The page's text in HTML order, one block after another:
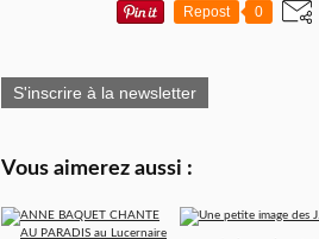
Repost 0
S'inscrire à la newsletter
Vous aimerez aussi :